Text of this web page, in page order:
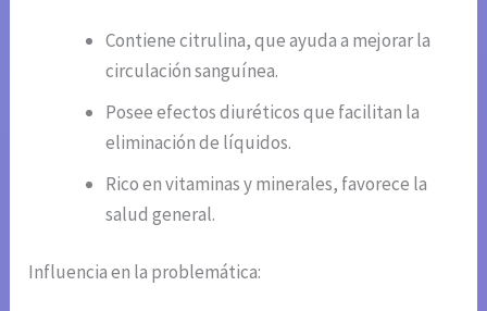
Contiene citrulina, que ayuda a mejorar la
circulación sanguínea.
Posee efectos diuréticos que facilitan la
eliminación de líquidos.
Rico en vitaminas y minerales, favorece la
salud general.
Influencia en la problemática: